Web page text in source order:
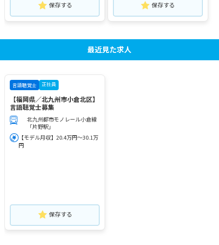
保存する 保存する
最近見た求人
言語聴覚士 正社員
【福岡県／北九州市小倉北区】
言語聴覚士募集
北九州都市モノレール小倉線
「片野駅」
【モデル月収】20.4万円～30.1万
円
保存する